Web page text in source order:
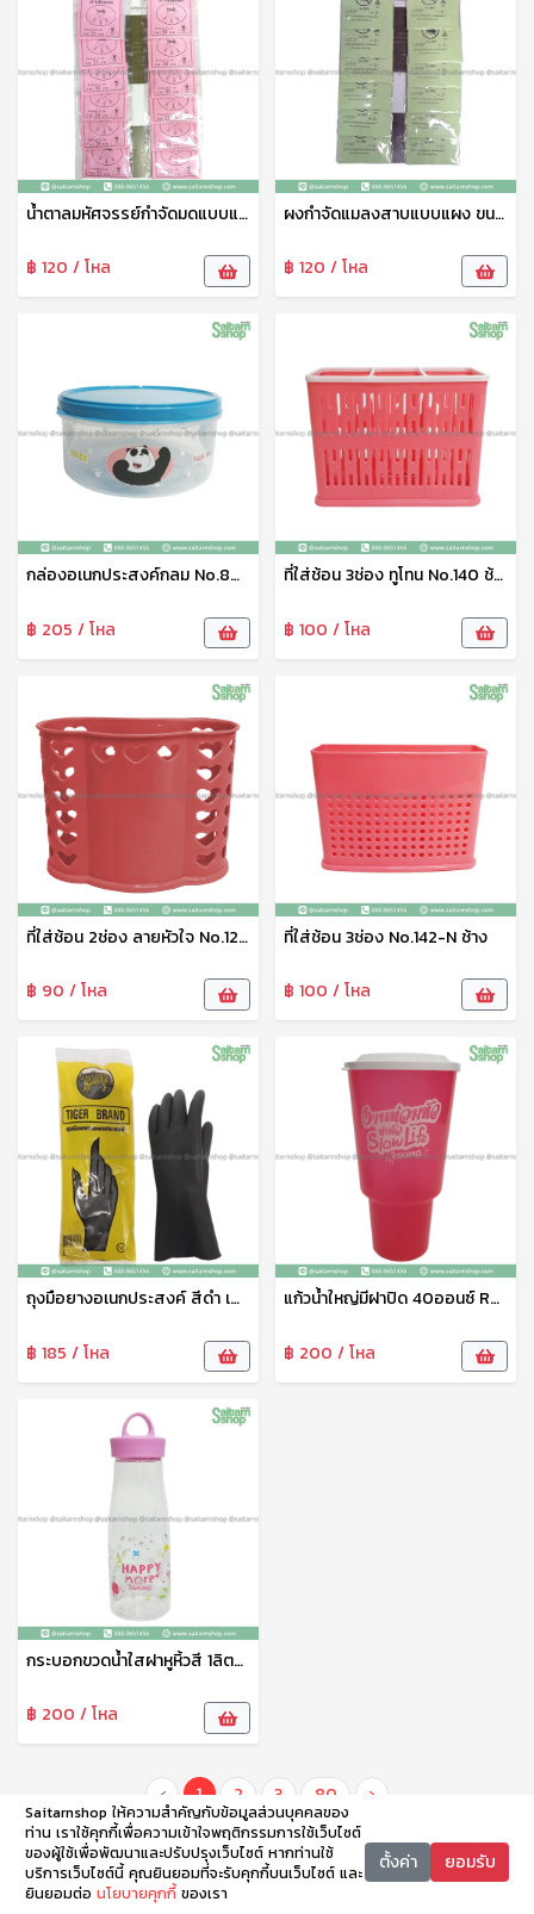
น้ำตาลมหัศจรรย์กำจัดมดแบบแผง ขนาด 20กรัม SP
฿ 120 / โหล
ผงกำจัดแมลงสาบแบบแผง ขนาด 20กรัม SP
฿ 120 / โหล
กล่องอเนกประสงค์กลม No.800-V9 ลาย We Bare Bears เบสกลาส
฿ 205 / โหล
ที่ใส่ช้อน 3ช่อง ทูโทน No.140 ช้าง
฿ 100 / โหล
ที่ใส่ช้อน 2ช่อง ลายหัวใจ No.120 ช้าง
฿ 90 / โหล
ที่ใส่ช้อน 3ช่อง No.142-N ช้าง
฿ 100 / โหล
ถุงมือยางอเนกประสงค์ สีดำ เสือ
฿ 185 / โหล
แก้วน้ำใหญ่มีฝาปิด 40ออนซ์ R40B Eskimo
฿ 200 / โหล
กระบอกขวดน้ำใสฝาหูหิ้วสี 1ลิตร PET910H Eskimo
฿ 200 / โหล
‹ 1 2 3 80 ›
Saitarnshop ให้ความสำคัญกับข้อมูลส่วนบุคคลของ
ท่าน เราใช้คุกกี้เพื่อความเข้าใจพฤติกรรมการใช้เว็บไซต์
ของผู้ใช้เพื่อพัฒนาและปรับปรุงเว็บไซต์ หากท่านใช้
บริการเว็บไซต์นี้ คุณยินยอมที่จะรับคุกกี้บนเว็บไซต์ และ
ยินยอมต่อ นโยบายคุกกี้ ของเรา
ตั้งค่า ยอมรับ